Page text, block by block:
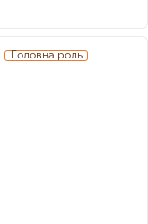
Головна роль